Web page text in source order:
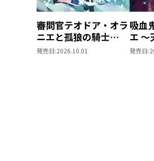
審問官テオドア・オラ
ニエと孤狼の騎士
@COMIC 第2巻
発売日:2026.10.01
吸血
エ ～
甘美
発売日: